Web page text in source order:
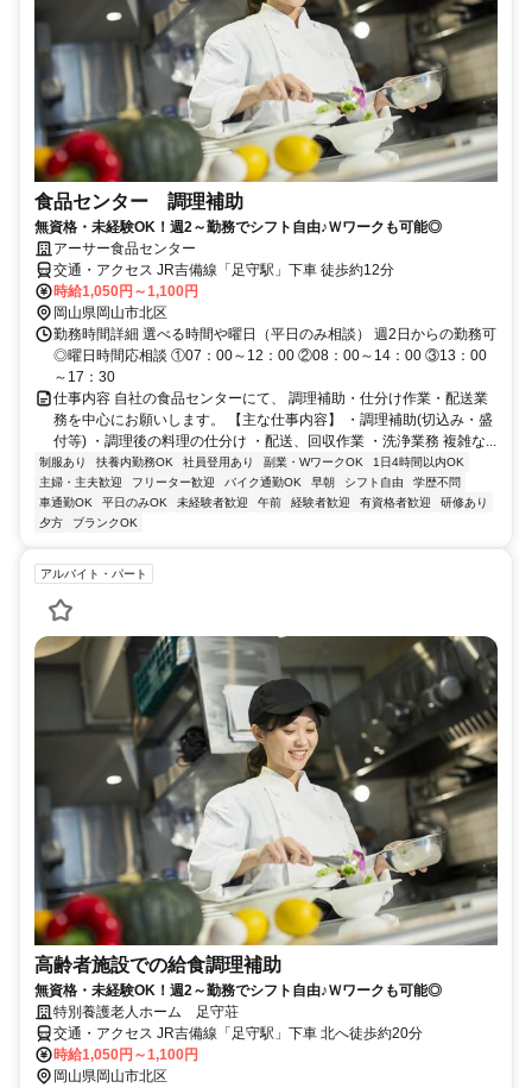
食品センター 調理補助
無資格・未経験OK！週2～勤務でシフト自由♪Ｗワークも可能◎
アーサー食品センター
交通・アクセス JR吉備線「足守駅」下車 徒歩約12分
時給1,050円～1,100円
岡山県岡山市北区
勤務時間詳細 選べる時間や曜日（平日のみ相談） 週2日からの勤務可
◎曜日時間応相談 ①07：00～12：00 ②08：00～14：00 ③13：00
～17：30
仕事内容 自社の食品センターにて、 調理補助・仕分け作業・配送業
務を中心にお願いします。 【主な仕事内容】 ・調理補助(切込み・盛
付等) ・調理後の料理の仕分け ・配送、回収作業 ・洗浄業務 複雑な...
制服あり 扶養内勤務OK 社員登用あり 副業・WワークOK
1日4時間以内OK
主婦・主夫歓迎
フリーター歓迎 バイク通勤OK 早朝 シフト自由
学歴不問
車通勤OK
平日のみOK 未経験者歓迎 午前 経験者歓迎 有資格者歓迎
研修あり
夕方
ブランクOK
アルバイト・パート
高齢者施設での給食調理補助
無資格・未経験OK！週2～勤務でシフト自由♪Ｗワークも可能◎
特別養護老人ホーム 足守荘
交通・アクセス JR吉備線「足守駅」下車 北へ徒歩約20分
時給1,050円～1,100円
岡山県岡山市北区